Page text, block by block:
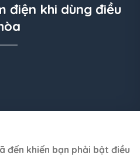
điện khi dùng điều
đến khiến bạn phải bật điều